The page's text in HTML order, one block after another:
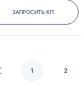
ЗАПРОСИТЬ КП
1 2